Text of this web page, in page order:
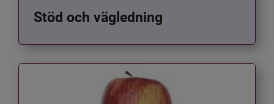
Stöd och vägledning